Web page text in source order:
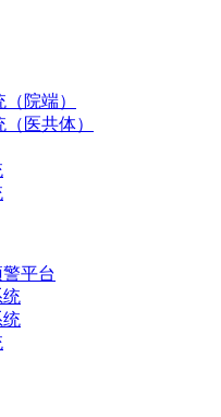
院端）
医共体）
平台
统
统